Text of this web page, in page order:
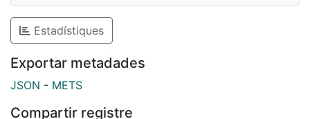
Estadístiques
Exportar metadades
JSON - METS
Compartir registre